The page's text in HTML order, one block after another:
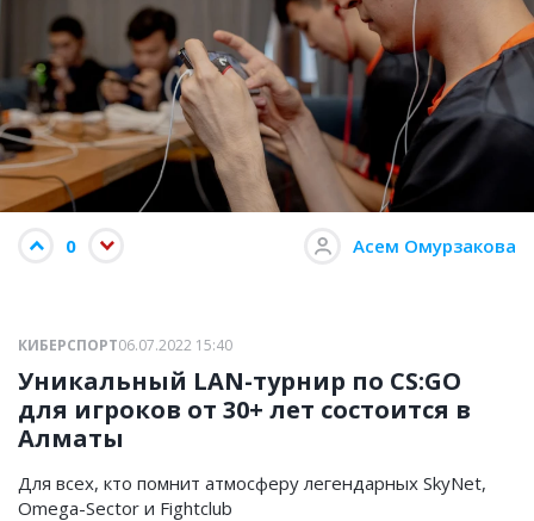
0 Асем Омурзакова
КИБЕРСПОРТ06.07.2022 15:40
Уникальный LAN-турнир по CS:GO
для игроков от 30+ лет состоится в
Алматы
Для всех, кто помнит атмосферу легендарных SkyNet,
Omega-Sector и Fightсlub